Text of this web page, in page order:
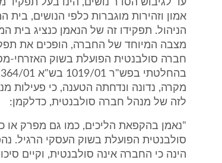
עד לגיבוש הסדר נושים, הינו בעל
אמון וזהירות מוגברות כלפי הנושים,
הניהול. תפקידו זה של הנאמן כנציג
מצבה המיוחד של החברה, הופכים את
חברה סולבנטית הפועלת בשוק האזרחי-
מקרה, נדונה ונדחתה הטענה, כי פעילות
לזה של מנהל חברה סולבנטית, כדלקמן:
"נאמן בהקפאת הליכים, כמו גם מפרק או
סולבנטית הפועלת בשוק העסקי הרגיל.
הינה כי החברה אינה סולבנטית, וקיים